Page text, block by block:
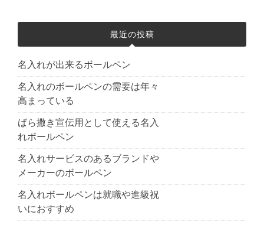
最近の投稿
名入れが出来るボールペン
名入れのボールペンの需要は年々
高まっている
ばら撒き宣伝用として使える名入
れボールペン
名入れサービスのあるブランドや
メーカーのボールペン
名入れボールペンは就職や進級祝
いにおすすめ